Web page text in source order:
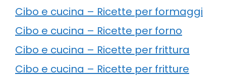
Cibo e cucina – Ricette per formaggi
Cibo e cucina – Ricette per forno
Cibo e cucina – Ricette per frittura
Cibo e cucina – Ricette per fritture